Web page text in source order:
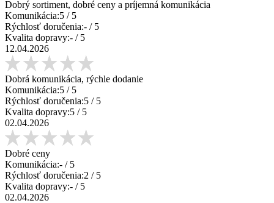
Dobrý sortiment, dobré ceny a príjemná komunikácia
Komunikácia:5 / 5
Rýchlosť doručenia:- / 5
Kvalita dopravy:- / 5
12.04.2026
Dobrá komunikácia, rýchle dodanie
Komunikácia:5 / 5
Rýchlosť doručenia:5 / 5
Kvalita dopravy:5 / 5
02.04.2026
Dobré ceny
Komunikácia:- / 5
Rýchlosť doručenia:2 / 5
Kvalita dopravy:- / 5
02.04.2026